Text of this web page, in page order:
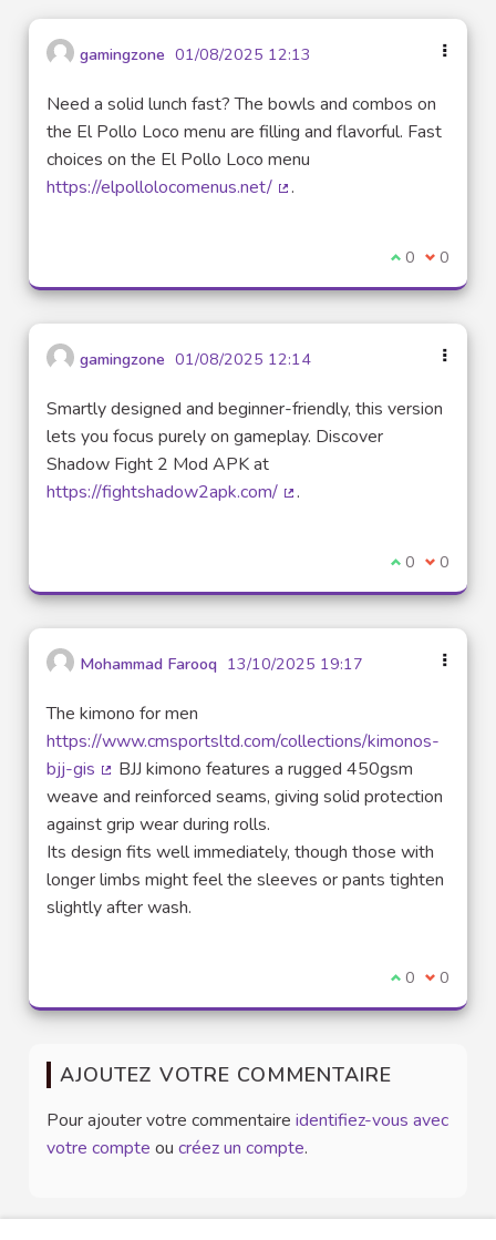
gamingzone 01/08/2025 12:13
Need a solid lunch fast? The bowls and combos on
the El Pollo Loco menu are filling and flavorful. Fast
choices on the El Pollo Loco menu
https://elpollolocomenus.net/
.
Je suis
0 Je ne
0
gamingzone 01/08/2025 12:14
Smartly designed and beginner-friendly, this version
lets you focus purely on gameplay. Discover
Shadow Fight 2 Mod APK at
https://fightshadow2apk.com/
.
Je suis
0 Je ne
0
Mohammad Farooq 13/10/2025 19:17
The kimono for men
https://www.cmsportsltd.com/collections/kimonos-
bjj-gis
(Lien externe)
BJJ kimono features a rugged 450gsm
weave and reinforced seams, giving solid protection
against grip wear during rolls.
Its design fits well immediately, though those with
longer limbs might feel the sleeves or pants tighten
slightly after wash.
Je suis
0 Je ne
0
AJOUTEZ VOTRE COMMENTAIRE
Pour ajouter votre commentaire identifiez-vous avec
votre compte ou créez un compte.